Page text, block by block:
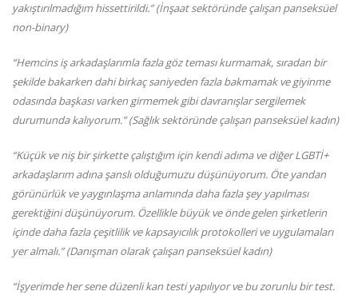
yakıştırılmadığım hissettirildi.” (İnşaat sektöründe çalışan panseksüel
non-binary)
“Hemcins iş arkadaşlarımla fazla göz teması kurmamak, sıradan bir
şekilde bakarken dahi birkaç saniyeden fazla bakmamak ve giyinme
odasında başkası varken girmemek gibi davranışlar sergilemek
durumunda kalıyorum.” (Sağlık sektöründe çalışan panseksüel kadın)
“Küçük ve niş bir şirkette çalıştığım için kendi adıma ve diğer LGBTİ+
arkadaşlarım adına şanslı olduğumuzu düşünüyorum. Öte yandan
görünürlük ve yaygınlaşma anlamında daha fazla şey yapılması
gerektiğini düşünüyorum. Özellikle büyük ve önde gelen şirketlerin
içinde daha fazla çeşitlilik ve kapsayıcılık protokolleri ve uygulamaları
yer almalı.” (Danışman olarak çalışan panseksüel kadın)
“İşyerimde her sene düzenli kan testi yapılıyor ve bu zorunlu bir test.